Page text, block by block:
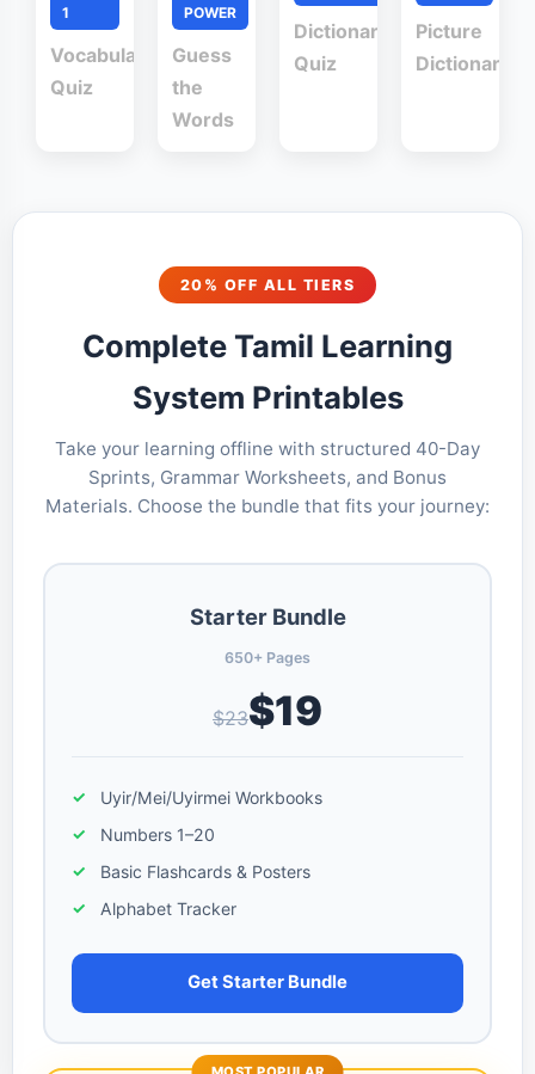
1
Vocabulary
Quiz
POWER
Guess
the
Words
Dictionary
Quiz
Picture
Dictionary
20% OFF ALL TIERS
Complete Tamil Learning
System Printables
Take your learning offline with structured 40-Day
Sprints, Grammar Worksheets, and Bonus
Materials. Choose the bundle that fits your journey:
Starter Bundle
650+ Pages
$23$19
Uyir/Mei/Uyirmei Workbooks
Numbers 1–20
Basic Flashcards & Posters
Alphabet Tracker
Get Starter Bundle